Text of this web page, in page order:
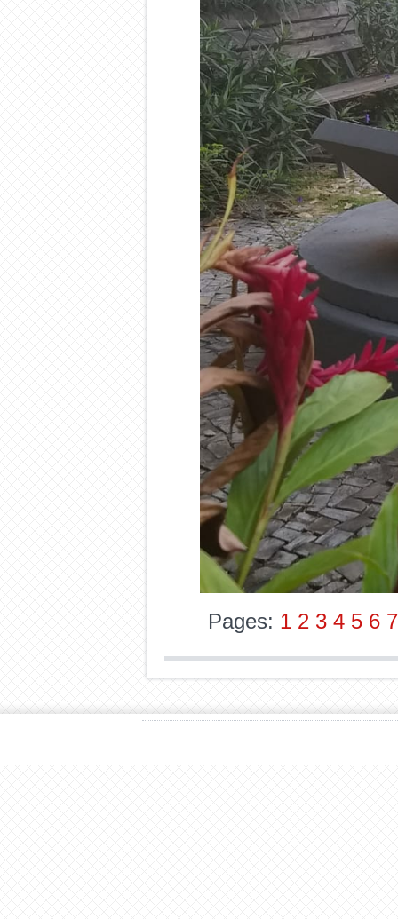
Pages: 1 2 3 4 5 6 7